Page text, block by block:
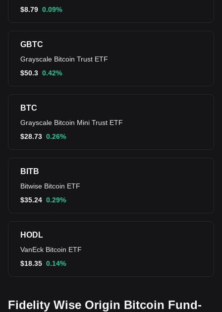
$8.79 0.09%
GBTC
Grayscale Bitcoin Trust ETF
$50.3 0.42%
BTC
Grayscale Bitcoin Mini Trust ETF
$28.73 0.26%
BITB
Bitwise Bitcoin ETF
$35.24 0.29%
HODL
VanEck Bitcoin ETF
$18.35 0.14%
Fidelity Wise Origin Bitcoin Fund-